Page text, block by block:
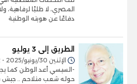
المصري، لا طلبًا
دفاعًا عن هويته الوطنية
الطريق إلى 3 يوليو
الإثنين 30/يونيو/2025 - 04:12 م
-السيسي أعد الوطن كما
حوله شعب متلاحم .. جيش